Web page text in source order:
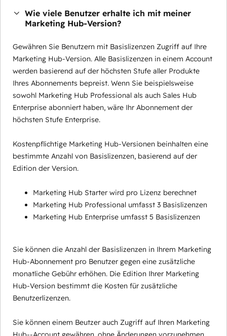
Wie viele Benutzer erhalte ich mit meiner
Marketing Hub-Version?
Gewähren Sie Benutzern mit Basislizenzen Zugriff auf Ihre
Marketing Hub-Version. Alle Basislizenzen in einem Account
werden basierend auf der höchsten Stufe aller Produkte
Ihres Abonnements bepreist. Wenn Sie beispielsweise
sowohl Marketing Hub Professional als auch Sales Hub
Enterprise abonniert haben, wäre Ihr Abonnement der
höchsten Stufe Enterprise.
Kostenpflichtige Marketing Hub-Versionen beinhalten eine
bestimmte Anzahl von Basislizenzen, basierend auf der
Edition der Version.
Marketing Hub Starter wird pro Lizenz berechnet
Marketing Hub Professional umfasst 3 Basislizenzen
Marketing Hub Enterprise umfasst 5 Basislizenzen
Sie können die Anzahl der Basislizenzen in Ihrem Marketing
Hub-Abonnement pro Benutzer gegen eine zusätzliche
monatliche Gebühr erhöhen. Die Edition Ihrer Marketing
Hub-Version bestimmt die Kosten für zusätzliche
Benutzerlizenzen.
Sie können einem Beutzer auch Zugriff auf Ihren Marketing